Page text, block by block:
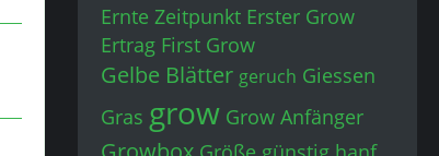
Ernte Zeitpunkt Erster Grow
Ertrag First Grow
Gelbe Blätter geruch Giessen
Gras grow Grow Anfänger